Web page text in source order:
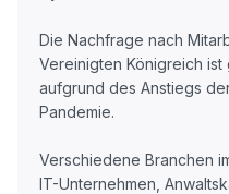
Die Nachfrage nach
Vereinigten Königreich
aufgrund des Anstiegs
Pandemie.
Verschiedene Branchen
IT-Unternehmen,